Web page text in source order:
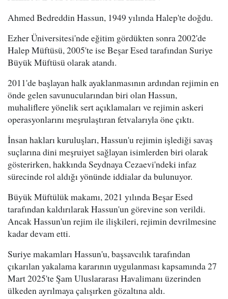
Ahmed Bedreddin Hassun, 1949 yılında Halep'te doğdu.
Ezher Üniversitesi'nde eğitim gördükten sonra 2002'de
Halep Müftüsü, 2005'te ise Beşar Esed tarafından Suriye
Büyük Müftüsü olarak atandı.
2011'de başlayan halk ayaklanmasının ardından rejimin en
önde gelen savunucularından biri olan Hassun,
muhaliflere yönelik sert açıklamaları ve rejimin askeri
operasyonlarını meşrulaştıran fetvalarıyla öne çıktı.
İnsan hakları kuruluşları, Hassun'u rejimin işlediği savaş
suçlarına dini meşruiyet sağlayan isimlerden biri olarak
gösterirken, hakkında Seydnaya Cezaevi'ndeki infaz
sürecinde rol aldığı yönünde iddialar da bulunuyor.
Büyük Müftülük makamı, 2021 yılında Beşar Esed
tarafından kaldırılarak Hassun'un görevine son verildi.
Ancak Hassun'un rejim ile ilişkileri, rejimin devrilmesine
kadar devam etti.
Suriye makamları Hassun'u, başsavcılık tarafından
çıkarılan yakalama kararının uygulanması kapsamında 27
Mart 2025'te Şam Uluslararası Havalimanı üzerinden
ülkeden ayrılmaya çalışırken gözaltına aldı.